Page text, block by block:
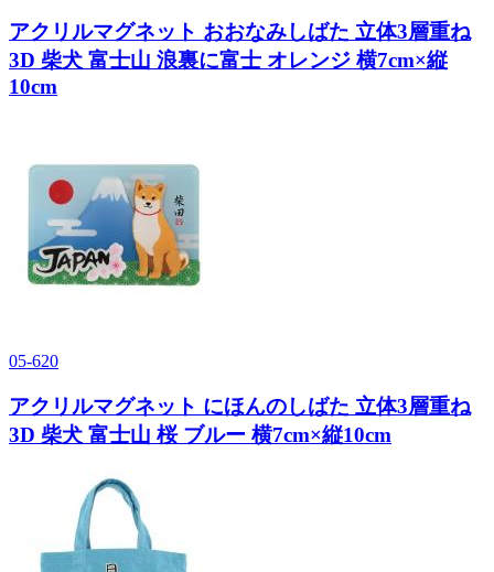
アクリルマグネット おおなみしばた 立体3層重ね
3D 柴犬 富士山 浪裏に富士 オレンジ 横7cm×縦
10cm
05-620
アクリルマグネット にほんのしばた 立体3層重ね
3D 柴犬 富士山 桜 ブルー 横7cm×縦10cm